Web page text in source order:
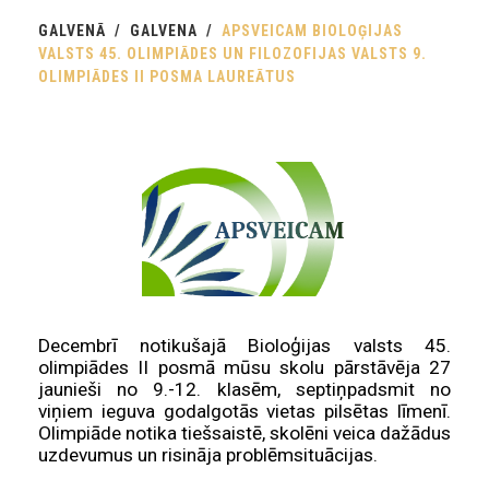
GALVENĀ GALVENA
APSVEICAM BIOLOĢIJAS
VALSTS 45. OLIMPIĀDES UN FILOZOFIJAS VALSTS 9.
OLIMPIĀDES II POSMA LAUREĀTUS
Decembrī notikušajā Bioloģijas valsts 45.
olimpiādes II posmā mūsu skolu pārstāvēja 27
jaunieši no 9.-12. klasēm, septiņpadsmit no
viņiem ieguva godalgotās vietas pilsētas līmenī.
Olimpiāde notika tiešsaistē, skolēni veica dažādus
uzdevumus un risināja problēmsituācijas.